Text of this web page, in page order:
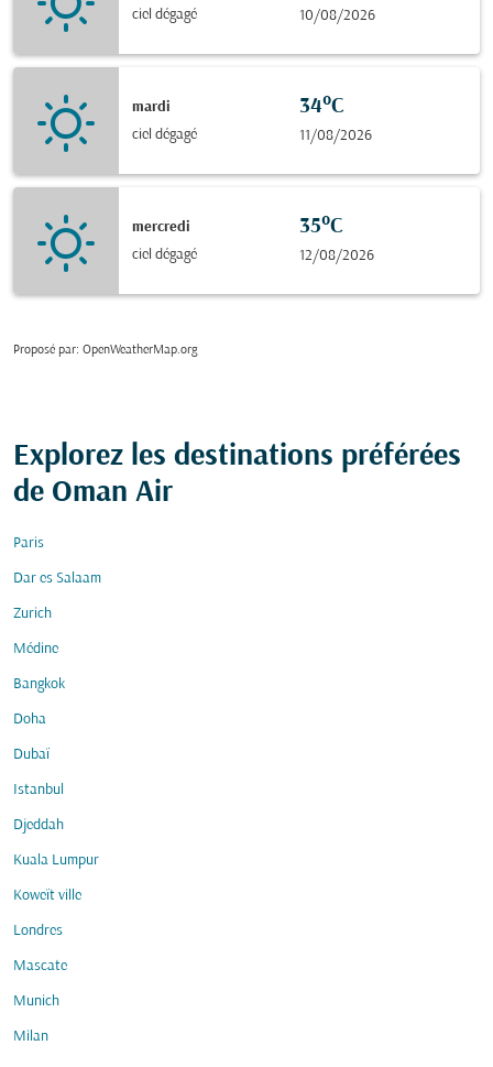
ciel dégagé
10/08/2026
mardi
ciel dégagé
34°C
11/08/2026
mercredi
ciel dégagé
35°C
12/08/2026
Proposé par: OpenWeatherMap.org
Explorez les destinations préférées
de Oman Air
Paris
Dar es Salaam
Zurich
Médine
Bangkok
Doha
Dubaï
Istanbul
Djeddah
Kuala Lumpur
Koweït ville
Londres
Mascate
Munich
Milan